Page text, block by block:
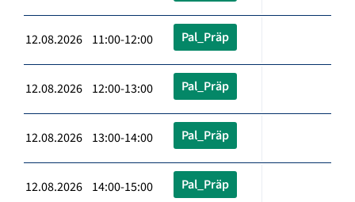
12.08.2026 11:00-12:00 Pal_Präp
12.08.2026 12:00-13:00 Pal_Präp
12.08.2026 13:00-14:00 Pal_Präp
12.08.2026 14:00-15:00 Pal_Präp